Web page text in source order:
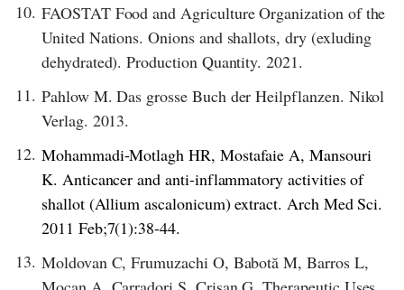
10. FAOSTAT Food and Agriculture Organization of the
United Nations. Onions and shallots, dry (exluding
dehydrated). Production Quantity. 2021.
11. Pahlow M. Das grosse Buch der Heilpflanzen. Nikol
Verlag. 2013.
12. Mohammadi-Motlagh HR, Mostafaie A, Mansouri
K. Anticancer and anti-inflammatory activities of
shallot (Allium ascalonicum) extract. Arch Med Sci.
2011 Feb;7(1):38-44.
13. Moldovan C, Frumuzachi O, Babotă M, Barros L,